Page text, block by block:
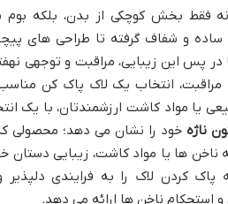
نه فقط بخش کوچکی از بدن، بلکه بوم
و شفاف گرفته تا طراحی های
پس این زیبایی، مراقبت و توجهی
مراقبت، انتخاب یک لاک پاک کن
یا مواد کاشت ارزشمندتان، با یک
ناژهخود را نشان می دهد؛ محصولی
ناخن ها یا مواد کاشت، زیبایی
پاک کردن لاک را به فرایندی
ناخن ها ارائه می دهد.